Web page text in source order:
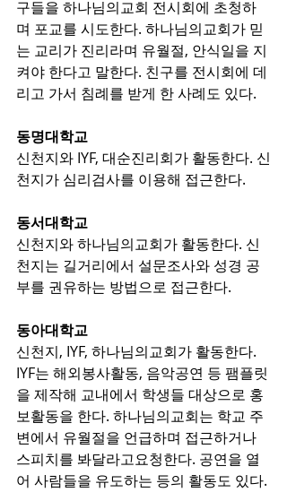
구들을 하나님의교회 전시회에 초청하
며 포교를 시도한다. 하나님의교회가 믿
는 교리가 진리라며 유월절, 안식일을 지
켜야 한다고 말한다. 친구를 전시회에 데
리고 가서 침례를 받게 한 사례도 있다.
동명대학교
신천지와 IYF, 대순진리회가 활동한다. 신
천지가 심리검사를 이용해 접근한다.
동서대학교
신천지와 하나님의교회가 활동한다. 신
천지는 길거리에서 설문조사와 성경 공
부를 권유하는 방법으로 접근한다.
동아대학교
신천지, IYF, 하나님의교회가 활동한다.
IYF는 해외봉사활동, 음악공연 등 팸플릿
을 제작해 교내에서 학생들 대상으로 홍
보활동을 한다. 하나님의교회는 학교 주
변에서 유월절을 언급하며 접근하거나
스피치를 봐달라고요청한다. 공연을 열
어 사람들을 유도하는 등의 활동도 있다.